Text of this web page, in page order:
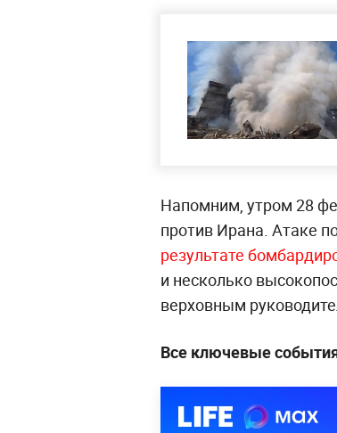
Напомним, утром 28
против Ирана. Атаке
результате
и несколько
верховным
Все ключевые